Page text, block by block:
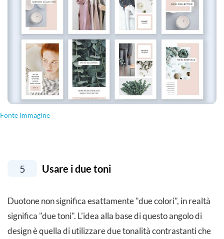
Fonte immagine
5 Usare i due toni
Duotone non significa esattamente "due colori", in realtà
significa "due toni". L'idea alla base di questo angolo di
design è quella di utilizzare due tonalità contrastanti che